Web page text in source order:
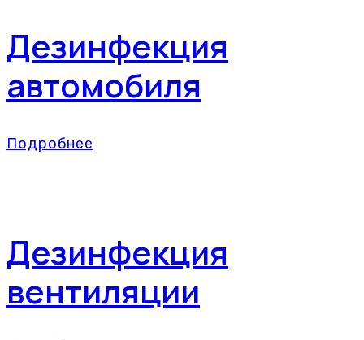
Дезинфекция
автомобиля
Подробнее
Дезинфекция
вентиляции